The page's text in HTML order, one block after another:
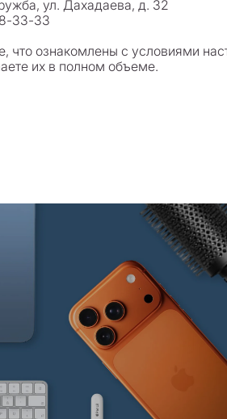
ул. Дахадаева, д. 32
33-33
что ознакомлены с условиями
их в полном объеме.